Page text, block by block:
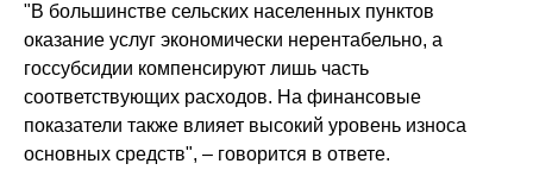
"В большинстве сельских населенных пунктов
оказание услуг экономически нерентабельно, а
госсубсидии компенсируют лишь часть
соответствующих расходов. На финансовые
показатели также влияет высокий уровень износа
основных средств", – говорится в ответе.